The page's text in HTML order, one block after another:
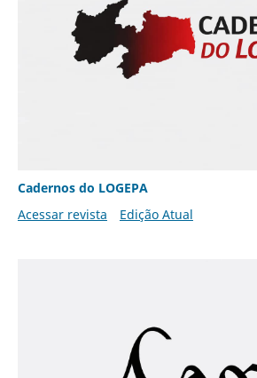
Cadernos do LOGEPA
Acessar revista
Edição Atual